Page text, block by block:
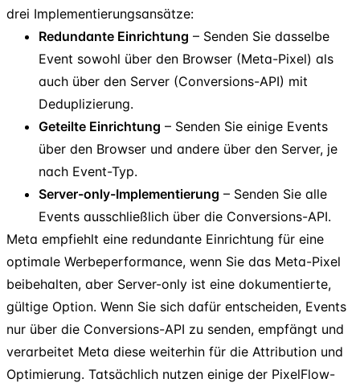
drei Implementierungsansätze:
Redundante Einrichtung – Senden Sie dasselbe
Event sowohl über den Browser (Meta-Pixel) als
auch über den Server (Conversions-API) mit
Deduplizierung.
Geteilte Einrichtung – Senden Sie einige Events
über den Browser und andere über den Server, je
nach Event-Typ.
Server-only-Implementierung – Senden Sie alle
Events ausschließlich über die Conversions-API.
Meta empfiehlt eine redundante Einrichtung für eine
optimale Werbeperformance, wenn Sie das Meta-Pixel
beibehalten, aber Server-only ist eine dokumentierte,
gültige Option. Wenn Sie sich dafür entscheiden, Events
nur über die Conversions-API zu senden, empfängt und
verarbeitet Meta diese weiterhin für die Attribution und
Optimierung. Tatsächlich nutzen einige der PixelFlow-